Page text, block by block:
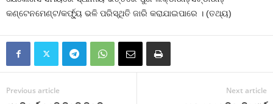
କଣ୍ଟେନମେଣ୍ଟ/କର୍ଫ୍ୟୁ ଭଳି ପରିସ୍ଥିତି ଜାରି କରାଯାଇପାରେ । (ତଥ୍ୟ)
Previous article Next article